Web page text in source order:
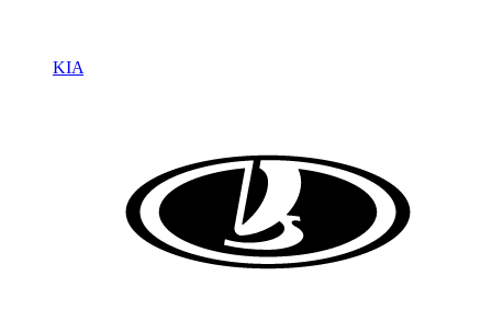
KIA